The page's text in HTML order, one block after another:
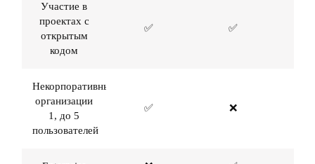
Участие в
проектах с
открытым
кодом
✅ ✅
Некорпоративные
организации
1, до 5
пользователей
✅ ❌